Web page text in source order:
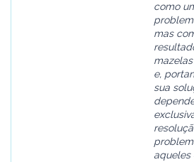
como
mas
e,
sua
aqueles